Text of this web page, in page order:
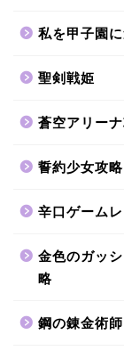
私を甲子園
聖剣戦姫
蒼空アリー
誓約少女攻略
辛口ゲーム
金色のガッ
略
鋼の錬金術